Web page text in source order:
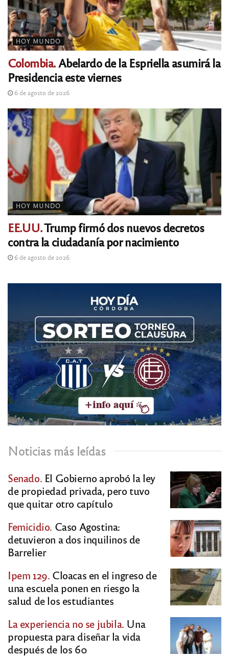
HOY MUNDO
Colombia.Abelardo de la Espriella asumirá la
Presidencia este viernes
6 de agosto de 2026
HOY MUNDO
EE.UU.Trump firmó dos nuevos decretos
contra la ciudadanía por nacimiento
6 de agosto de 2026
Noticias más leídas
Senado. El Gobierno aprobó la ley
de propiedad privada, pero tuvo
que quitar otro capítulo
Femicidio. Caso Agostina:
detuvieron a dos inquilinos de
Barrelier
Ipem 129. Cloacas en el ingreso de
una escuela ponen en riesgo la
salud de los estudiantes
La experiencia no se jubila. Una
propuesta para diseñar la vida
después de los 60